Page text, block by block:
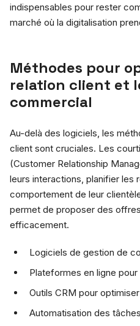
indispensables pour rester
marché où la digitalisation
Méthodes pour
relation client et
commercial
Au-delà des logiciels, les
client sont cruciales. Les
(Customer Relationship
leurs interactions, planifier les
comportement de leur
permet de proposer des
efficacement.
Logiciels de gestion de
Plateformes en ligne
Outils CRM pour
Automatisation des